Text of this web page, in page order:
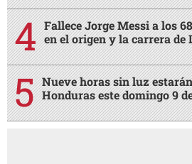
Fallece Jorge Messi a los
en el origen y la carrera de
Nueve horas sin luz
Honduras este domingo 9